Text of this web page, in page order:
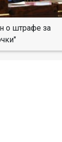
о штрафе за